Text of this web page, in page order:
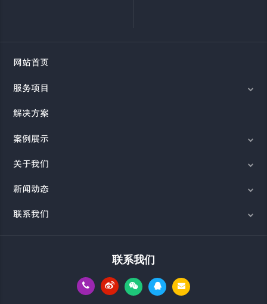
网站首页
服务项目
解决方案
案例展示
关于我们
新闻动态
联系我们
联系我们